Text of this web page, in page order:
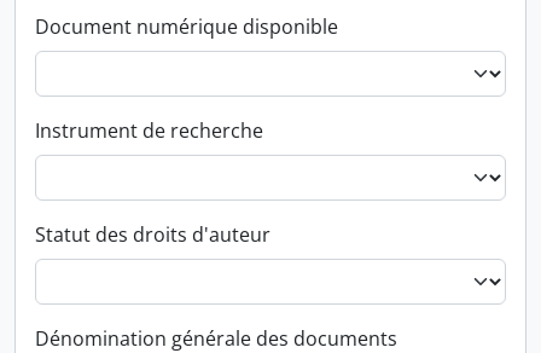
Document numérique disponible
Instrument de recherche
Statut des droits d'auteur
Dénomination générale des documents